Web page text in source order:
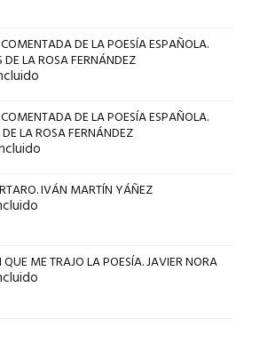
DE LA POESÍA ESPAÑOLA.
DE LA ROSA FERNÁNDEZ
DE LA POESÍA ESPAÑOLA.
LA ROSA FERNÁNDEZ
IVÁN MARTÍN YÁÑEZ
ME TRAJO LA POESÍA. JAVIER NORA